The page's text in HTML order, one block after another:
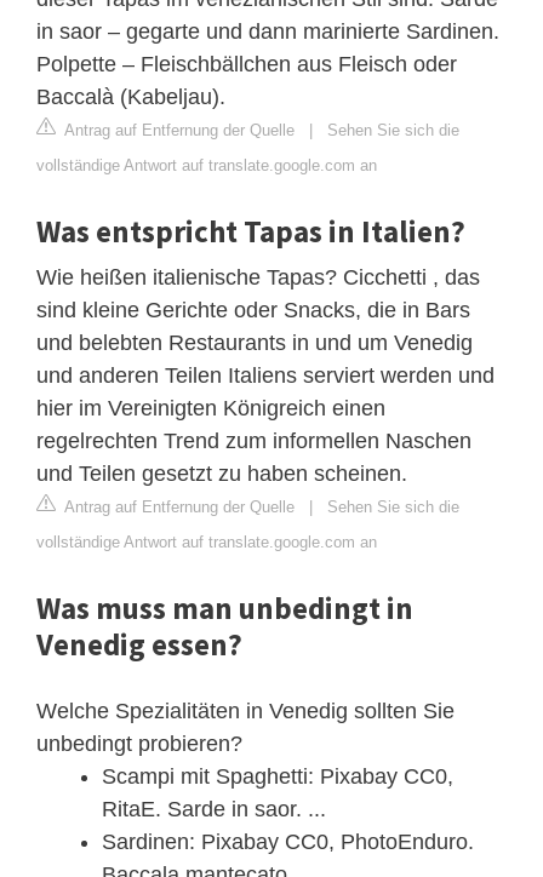
in saor – gegarte und dann marinierte Sardinen.
Polpette – Fleischbällchen aus Fleisch oder
Baccalà (Kabeljau).
Antrag auf Entfernung der Quelle | Sehen Sie sich die
vollständige Antwort auf translate.google.com an
Was entspricht Tapas in Italien?
Wie heißen italienische Tapas? Cicchetti , das
sind kleine Gerichte oder Snacks, die in Bars
und belebten Restaurants in und um Venedig
und anderen Teilen Italiens serviert werden und
hier im Vereinigten Königreich einen
regelrechten Trend zum informellen Naschen
und Teilen gesetzt zu haben scheinen.
Antrag auf Entfernung der Quelle | Sehen Sie sich die
vollständige Antwort auf translate.google.com an
Was muss man unbedingt in
Venedig essen?
Welche Spezialitäten in Venedig sollten Sie
unbedingt probieren?
Scampi mit Spaghetti: Pixabay CC0,
RitaE. Sarde in saor. ...
Sardinen: Pixabay CC0, PhotoEnduro.